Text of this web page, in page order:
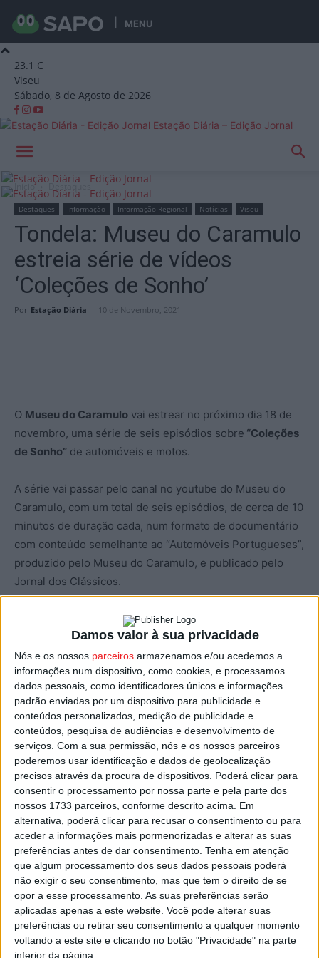
Damos valor à sua privacidade
Nós e os nossos parceiros armazenamos e/ou acedemos a
informações num dispositivo, como cookies, e processamos
dados pessoais, como identificadores únicos e informações
padrão enviadas por um dispositivo para publicidade e
conteúdos personalizados, medição de publicidade e
conteúdos, pesquisa de audiências e desenvolvimento de
serviços. Com a sua permissão, nós e os nossos parceiros
poderemos usar identificação e dados de geolocalização
precisos através da procura de dispositivos. Poderá clicar para
consentir o processamento por nossa parte e pela parte dos
nossos 1733 parceiros, conforme descrito acima. Em
alternativa, poderá clicar para recusar o consentimento ou para
aceder a informações mais pormenorizadas e alterar as suas
preferências antes de dar consentimento. Tenha em atenção
que algum processamento dos seus dados pessoais poderá
não exigir o seu consentimento, mas que tem o direito de se
opor a esse processamento. As suas preferências serão
aplicadas apenas a este website. Você pode alterar suas
preferências ou retirar seu consentimento a qualquer momento
voltando a este site e clicando no botão "Privacidade" na parte
inferior da página.
MENU
23.1 C
Viseu
Sábado, 8 de Agosto de 2026
Estação Diária – Edição Jornal
Início Destaques
Destaques Informação Informação Regional Notícias Viseu
Tondela: Museu do Caramulo
estreia série de vídeos
‘Coleções de Sonho’
Por Estação Diária - 10 de Novembro, 2021
O Museu do Caramulo vai estrear no próximo dia 18 de
novembro, uma série de seis episódios sobre “Coleções
de Sonho” de automóveis e motos.
A série vai passar pelo canal no youtube do Museu do
Caramulo, com um total de seis episódios, de cerca de 10
minutos de duração cada, num formato de documentário
com conteúdo semelhante ao “Automóveis Portugueses”,
produzido pelo Museu do Caramulo, e publicado pelo
Jornal dos Clássicos.
André Villas-Boas, Tiago Gomes, José Mira, José Pereira,
José Duarte e Frederico Valsassina dão a cara nesta
série e apresentam as coleções que possuem, muitas
delas que vão ser mostradas em público pela primeira
vez.
Esta e outras notícias para ouvir na Estação Diária – 96.8
FM ou emwww.968.fm.
TAGS Coleções de Sonho Museu do Caramulo Tondela